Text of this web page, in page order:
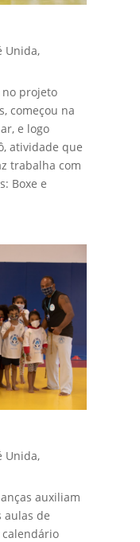
Unida,
no projeto
começou na
e logo
atividade que
trabalha com
Boxe e
Unida,
auxiliam
aulas de